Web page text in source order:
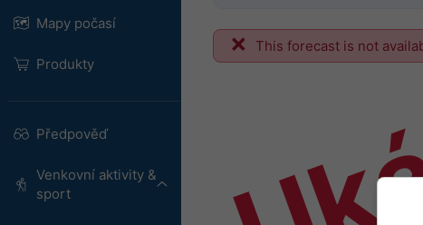
Mapy počasí
Produkty
Předpověď
Venkovní aktivity &
sport
This forecast is not